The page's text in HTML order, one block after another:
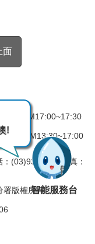
面
間：PM17:00~17:30
PM13:30~17:00
：(03)9324031 傳真：
署版權所有
!
智能服務台